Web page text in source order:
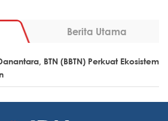
Berita Utama
BTN (BBTN) Perkuat Ekosistem